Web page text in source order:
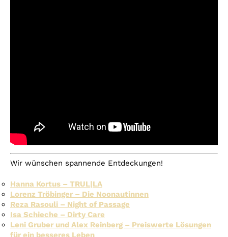
Wir wünschen spannende Entdeckungen!
Hanna Kortus – TRUL|LA
Lorenz Tröbinger – Die Noonautinnen
Reza Rasouli – Night of Passage
Isa Schieche – Dirty Care
Leni Gruber und Alex Reinberg – Preiswerte Lösungen
für ein besseres Leben